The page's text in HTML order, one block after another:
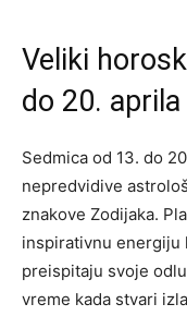
Veliki
do 20. aprila
Sedmica od 13. do
nepredvidive
znakove Zodijaka.
inspirativnu energiju
preispitaju svoje
vreme kada stvari